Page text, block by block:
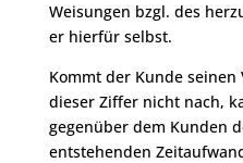
Weisungen bzgl. des
er hierfür selbst.
Kommt der Kunde
dieser Ziffer nicht nach,
gegenüber dem Kunden
entstehenden